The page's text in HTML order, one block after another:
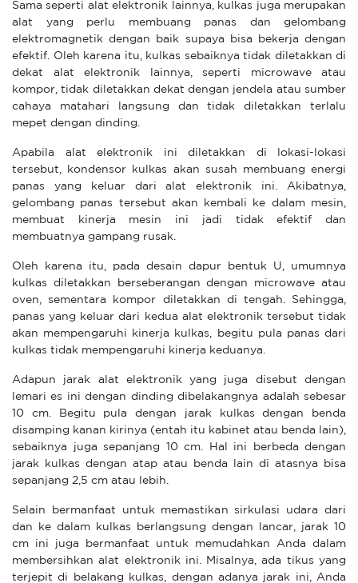
Sama seperti alat elektronik lainnya, kulkas juga merupakan
alat yang perlu membuang panas dan gelombang
elektromagnetik dengan baik supaya bisa bekerja dengan
efektif. Oleh karena itu, kulkas sebaiknya tidak diletakkan di
dekat alat elektronik lainnya, seperti microwave atau
kompor, tidak diletakkan dekat dengan jendela atau sumber
cahaya matahari langsung dan tidak diletakkan terlalu
mepet dengan dinding.
Apabila alat elektronik ini diletakkan di lokasi-lokasi
tersebut, kondensor kulkas akan susah membuang energi
panas yang keluar dari alat elektronik ini. Akibatnya,
gelombang panas tersebut akan kembali ke dalam mesin,
membuat kinerja mesin ini jadi tidak efektif dan
membuatnya gampang rusak.
Oleh karena itu, pada desain dapur bentuk U, umumnya
kulkas diletakkan berseberangan dengan microwave atau
oven, sementara kompor diletakkan di tengah. Sehingga,
panas yang keluar dari kedua alat elektronik tersebut tidak
akan mempengaruhi kinerja kulkas, begitu pula panas dari
kulkas tidak mempengaruhi kinerja keduanya.
Adapun jarak alat elektronik yang juga disebut dengan
lemari es ini dengan dinding dibelakangnya adalah sebesar
10 cm. Begitu pula dengan jarak kulkas dengan benda
disamping kanan kirinya (entah itu kabinet atau benda lain),
sebaiknya juga sepanjang 10 cm. Hal ini berbeda dengan
jarak kulkas dengan atap atau benda lain di atasnya bisa
sepanjang 2,5 cm atau lebih.
Selain bermanfaat untuk memastikan sirkulasi udara dari
dan ke dalam kulkas berlangsung dengan lancar, jarak 10
cm ini juga bermanfaat untuk memudahkan Anda dalam
membersihkan alat elektronik ini. Misalnya, ada tikus yang
terjepit di belakang kulkas, dengan adanya jarak ini, Anda